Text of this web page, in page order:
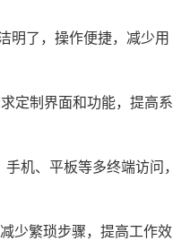
明了，操作便捷，减少用
定制界面和功能，提高系
机、平板等多终端访问，
少繁琐步骤，提高工作效